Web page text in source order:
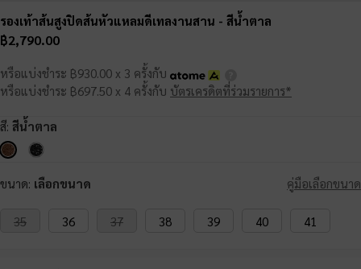
รองเท้าส้นสูงปิดส้นหัวแหลมดีเทลงานสาน - สีน้ำตาล
฿2,790.00
หรือแบ่งชำระ ฿930.00 x 3 ครั้งกับ
หรือแบ่งชำระ ฿697.50 x 4 ครั้งกับ บัตรเครดิตที่ร่วมรายการ*
สี: สีน้ำตาล
ขนาด: เลือกขนาด คู่มือเลือกขนาด
35 36 37 38 39 40 41